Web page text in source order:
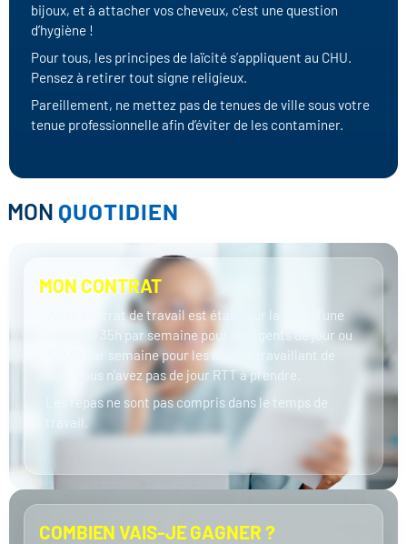
bijoux, et à attacher vos cheveux, c’est une question
d’hygiène !
Pour tous, les principes de laïcité s’appliquent au CHU.
Pensez à retirer tout signe religieux.
Pareillement, ne mettez pas de tenues de ville sous votre
tenue professionnelle afin d’éviter de les contaminer.
MON QUOTIDIEN
MON CONTRAT
Votre contrat de travail est établi sur la base d’une
durée de 35h par semaine pour les agents de jour ou
32h30 par semaine pour les agents travaillant de
nuit. Vous n’avez pas de jour RTT à prendre.
Les repas ne sont pas compris dans le temps de
COMBIEN VAIS-JE GAGNER ?